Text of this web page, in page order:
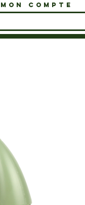
MON COMPTE